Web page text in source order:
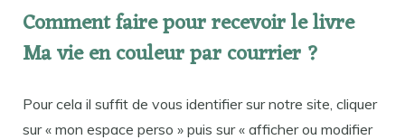
Comment faire pour recevoir le livre
Ma vie en couleur par courrier ?
Pour cela il suffit de vous identifier sur notre site, cliquer
sur « mon espace perso » puis sur « afficher ou modifier